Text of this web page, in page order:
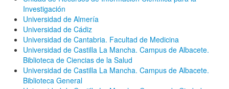
Investigación
Universidad de Almería
Universidad de Cádiz
Universidad de Cantabria. Facultad de Medicina
Universidad de Castilla La Mancha. Campus de Albacete.
Biblioteca de Ciencias de la Salud
Universidad de Castilla La Mancha. Campus de Albacete.
Biblioteca General